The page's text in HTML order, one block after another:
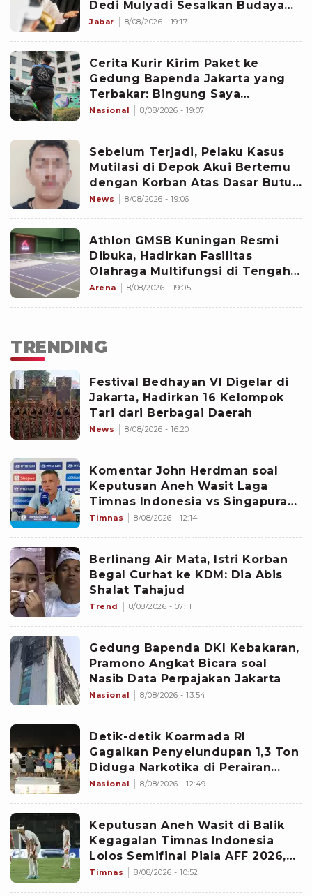
Dedi Mulyadi Sesalkan Budaya
Gotong Royong Semakin Pudar
Jabar 8/08/2026 - 19:17
Cerita Kurir Kirim Paket ke
Gedung Bapenda Jakarta yang
Terbakar: Bingung Saya
Nganternya ke Mana
Nasional 8/08/2026 - 19:07
Sebelum Terjadi, Pelaku Kasus
Mutilasi di Depok Akui Bertemu
dengan Korban Atas Dasar Butuh
Teman Ngobrol
News 8/08/2026 - 19:06
Athlon GMSB Kuningan Resmi
Dibuka, Hadirkan Fasilitas
Olahraga Multifungsi di Tengah
Jakarta
Arena 8/08/2026 - 19:05
TRENDING
Festival Bedhayan VI Digelar di
Jakarta, Hadirkan 16 Kelompok
Tari dari Berbagai Daerah
News 8/08/2026 - 16:20
Komentar John Herdman soal
Keputusan Aneh Wasit Laga
Timnas Indonesia vs Singapura
di Piala AFF 2026: Percuma
Timnas 8/08/2026 - 12:14
Berlinang Air Mata, Istri Korban
Begal Curhat ke KDM: Dia Abis
Shalat Tahajud
Trend 8/08/2026 - 07:11
Gedung Bapenda DKI Kebakaran,
Pramono Angkat Bicara soal
Nasib Data Perpajakan Jakarta
Nasional 8/08/2026 - 13:54
Detik-detik Koarmada RI
Gagalkan Penyelundupan 1,3 Ton
Diduga Narkotika di Perairan
Bintan
Nasional 8/08/2026 - 12:49
Keputusan Aneh Wasit di Balik
Kegagalan Timnas Indonesia
Lolos Semifinal Piala AFF 2026,
Untungkan Singapura dan
Timnas 8/08/2026 - 10:52